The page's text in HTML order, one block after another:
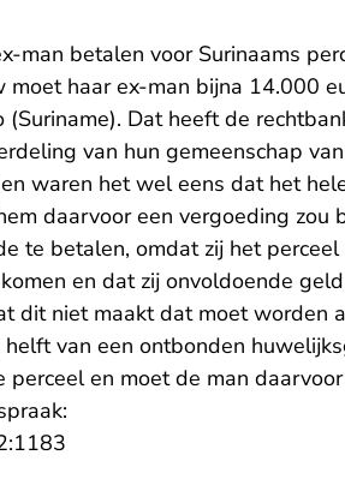
man betalen voor Surinaams
moet haar ex-man bijna 14.000
(Suriname). Dat heeft de
van hun gemeenschap
waren het wel eens dat het
daarvoor een vergoeding zou
te betalen, omdat zij het
en dat zij onvoldoende
dit niet maakt dat moet worden
van een ontbonden
perceel en moet de man